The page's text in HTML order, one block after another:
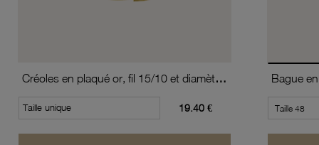
Créoles en plaqué or, fil 15/10 et diamètre 20 mm
Taille unique 19.40 €
Bague